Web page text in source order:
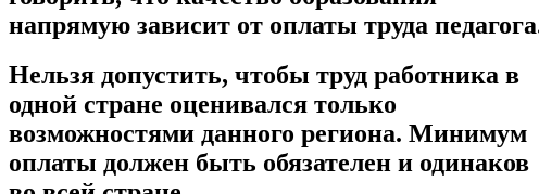
напрямую зависит от оплаты труда
Нельзя допустить, чтобы труд работника в
одной стране оценивался только
возможностями данного региона. Минимум
оплаты должен быть обязателен и одинаков